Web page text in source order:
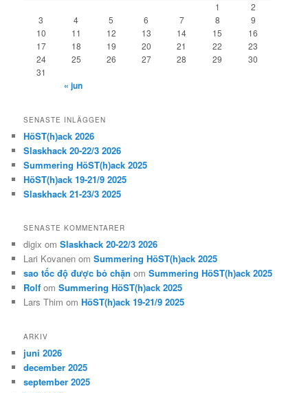
1
2
3
4 5 6 7 8
9
10
11 12 13 14 15
16
17
18 19 20 21 22
23
24
25 26 27 28 29
30
31
« jun
SENASTE INLÄGGEN
HöST(h)ack 2026
Slaskhack 20-22/3 2026
Summering HöST(h)ack 2025
HöST(h)ack 19-21/9 2025
Slaskhack 21-23/3 2025
SENASTE KOMMENTARER
digix omSlaskhack 20-22/3 2026
Lari Kovanen omSummering HöST(h)ack 2025
sao tốc độ được bỏ chặn omSummering HöST(h)ack 2025
Rolf omSummering HöST(h)ack 2025
Lars Thim omHöST(h)ack 19-21/9 2025
ARKIV
juni 2026
december 2025
september 2025